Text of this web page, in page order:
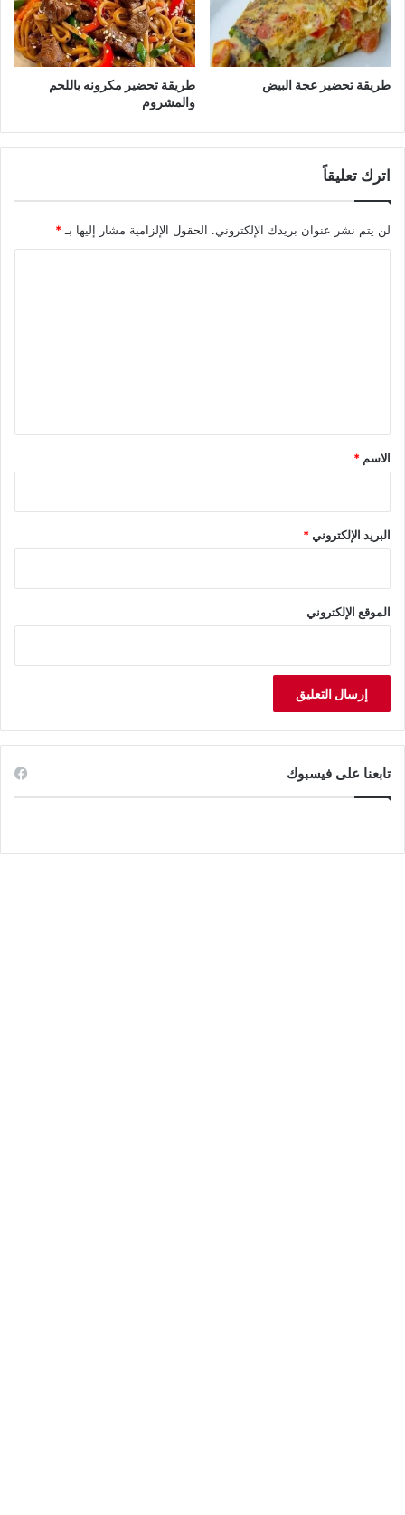
طريقة تحضير عجة البيض
طريقة تحضير مكرونه باللحم
والمشروم
اترك تعليقاً
لن يتم نشر عنوان بريدك الإلكتروني. الحقول الإلزامية مشار إليها بـ *
*
الاسم *
البريد الإلكتروني*
الموقع الإلكتروني
تابعنا على فيسبوك